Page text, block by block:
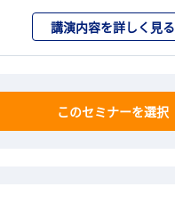
講演内容を詳しく見る
このセミナーを選択